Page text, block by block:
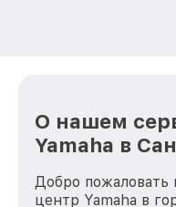
О нашем
Yamaha в
Добро
центр Yamaha в